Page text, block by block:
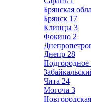
Брянская
Брянск 17
Клинцы 3
Фокино 2
Днепр 28
Подгородное
Чита 24
Могоча 3